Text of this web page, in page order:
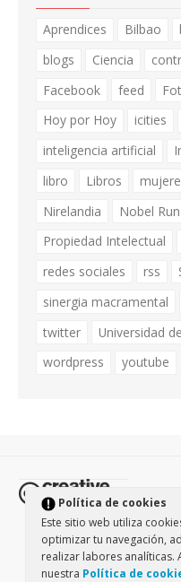
Política de cookies
Este sitio web utiliza
optimizar tu navegación,
realizar labores analíticas.
nuestra Política de
Aprendices Bilbao
blogs
Ciencia
Facebook
feed
Hoy por Hoy
icities
inteligencia artificial
libro
Libros
Nirelandia
Nobel Run
Propiedad Intelectual
redes sociales
rss
sinergia macramental
twitter
Universidad
wordpress
youtube
Todos
protegidos por la
NonCommercial-